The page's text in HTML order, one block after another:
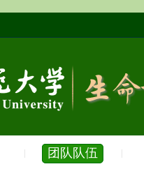
团队队伍